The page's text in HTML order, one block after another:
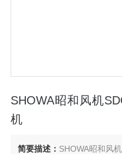
SHOWA昭和风机
机
简要描述： SHOWA昭和风